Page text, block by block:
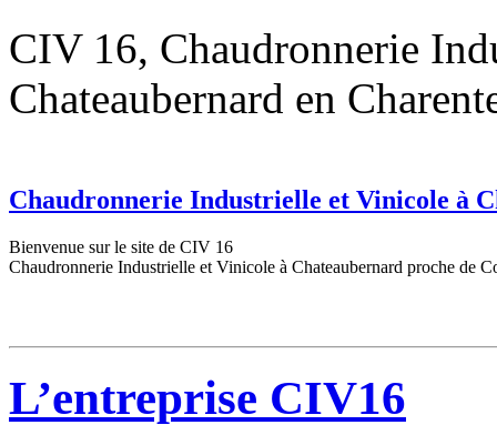
CIV 16, Chaudronnerie
Chateaubernard en
Chaudronnerie Industrielle et Vinicole à
Bienvenue sur le site de CIV 16
Chaudronnerie Industrielle et Vinicole à Chateaubernard proche de
L’entreprise CIV16